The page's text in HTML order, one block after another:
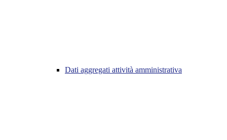
Dati aggregati attività amministrativa